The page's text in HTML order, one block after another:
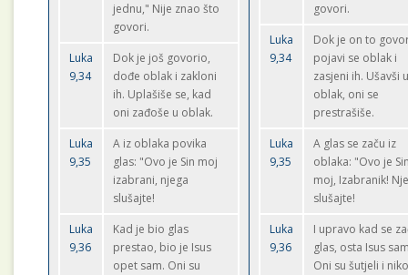
jednu," Nije znao što
govori.
Luka
9,34
Dok je još govorio,
dođe oblak i zakloni
ih. Uplašiše se, kad
oni zađoše u oblak.
Luka
9,35
A iz oblaka povika
glas: "Ovo je Sin moj
izabrani, njega
slušajte!
Luka
9,36
Kad je bio glas
prestao, bio je Isus
opet sam. Oni su
govori.
Luka
9,34
Dok je on to
pojavi se oblak i
zasjeni ih. Ušavši
oblak, oni se
prestrašiše.
Luka
9,35
A glas se začu iz
oblaka: "Ovo je
moj, Izabranik!
slušajte!
Luka
9,36
I upravo kad se
glas, osta Isus
Oni su šutjeli i